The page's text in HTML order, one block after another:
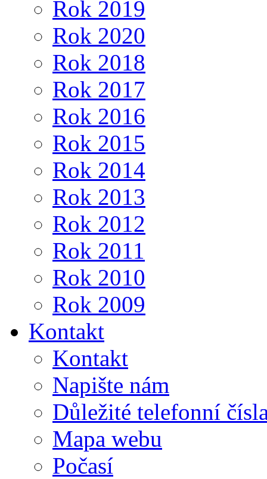
Rok 2019
Rok 2020
Rok 2018
Rok 2017
Rok 2016
Rok 2015
Rok 2014
Rok 2013
Rok 2012
Rok 2011
Rok 2010
Rok 2009
Kontakt
Kontakt
Napište nám
Důležité telefonní
Mapa webu
Počasí